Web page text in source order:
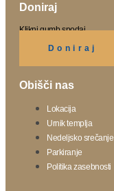
Doniraj
Klikni gumb spodaj.
Doniraj
Obišči nas
Lokacija
Urnik templja
Nedeljsko srečanje
Parkiranje
Politika zasebnosti